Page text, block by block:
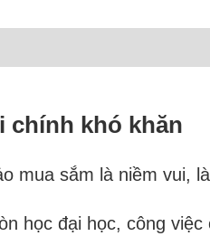
chính khó khăn
mua sắm là niềm vui,
học đại học, công